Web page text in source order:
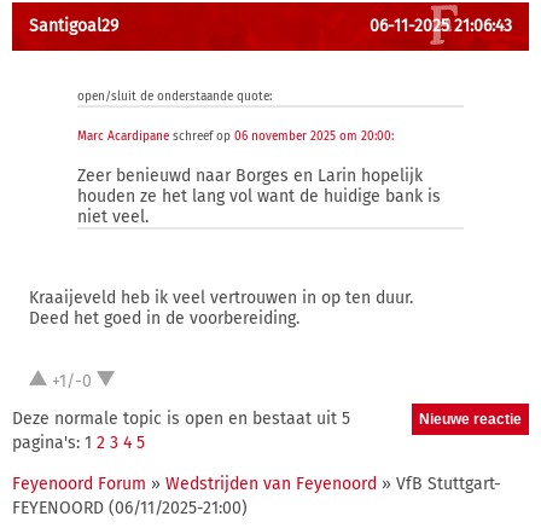
Santigoal29 06-11-2025 21:06:43
open/sluit de onderstaande quote:
Marc Acardipane schreef op 06 november 2025 om 20:00:
Zeer benieuwd naar Borges en Larin hopelijk
houden ze het lang vol want de huidige bank is
niet veel.
Kraaijeveld heb ik veel vertrouwen in op ten duur.
Deed het goed in de voorbereiding.
+1/-0
Deze normale topic is open en bestaat uit 5
pagina's: 1 2 3 4 5
Feyenoord Forum » Wedstrijden van Feyenoord » VfB Stuttgart-
FEYENOORD (06/11/2025-21:00)